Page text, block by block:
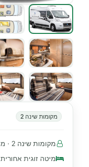
מקומות שינה 2
מקומות שינה 2 · מושבים עם חגורות בטיחות 2 קדמיים
מיטה זוגית אחורית